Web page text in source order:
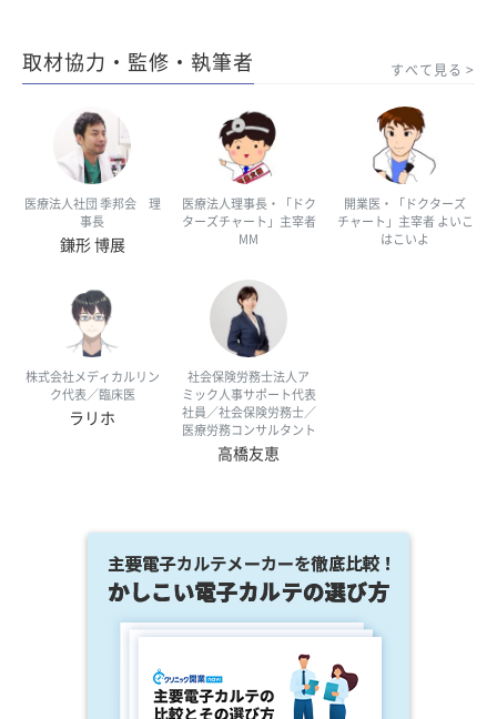
取材協力・監修・執筆者 すべて見る
医療法人社団 季邦会 理
事長
鎌形 博展
医療法人理事長・「ドク
ターズチャート」主宰者
MM
開業医・「ドクターズ
チャート」主宰者 よいこ
はこいよ
株式会社メディカルリン
ク代表／臨床医
ラリホ
社会保険労務士法人ア
ミック人事サポート代表
社員／社会保険労務士／
医療労務コンサルタント
高橋友恵